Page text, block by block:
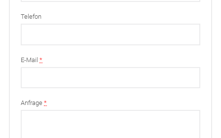
Telefon
E-Mail*
Anfrage*